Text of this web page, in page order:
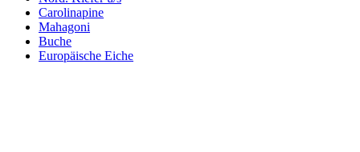
Carolinapine
Mahagoni
Buche
Europäische Eiche